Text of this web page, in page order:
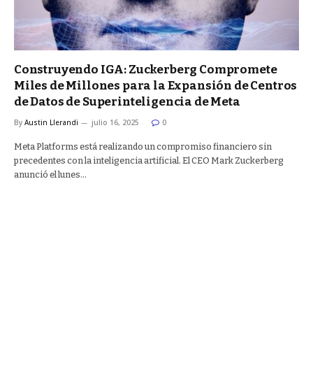
Construyendo IGA: Zuckerberg Compromete
Miles de Millones para la Expansión de Centros
de Datos de Superinteligencia de Meta
By Austin Llerandi julio 16, 2025 0
Meta Platforms está realizando un compromiso financiero sin
precedentes con la inteligencia artificial. El CEO Mark Zuckerberg
anunció el lunes…